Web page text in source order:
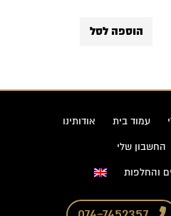
הוספה לסל
עמוד בית אודותינו
החשבון שלי
והחלפות